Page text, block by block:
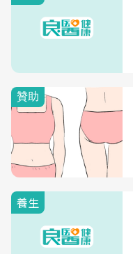
養生